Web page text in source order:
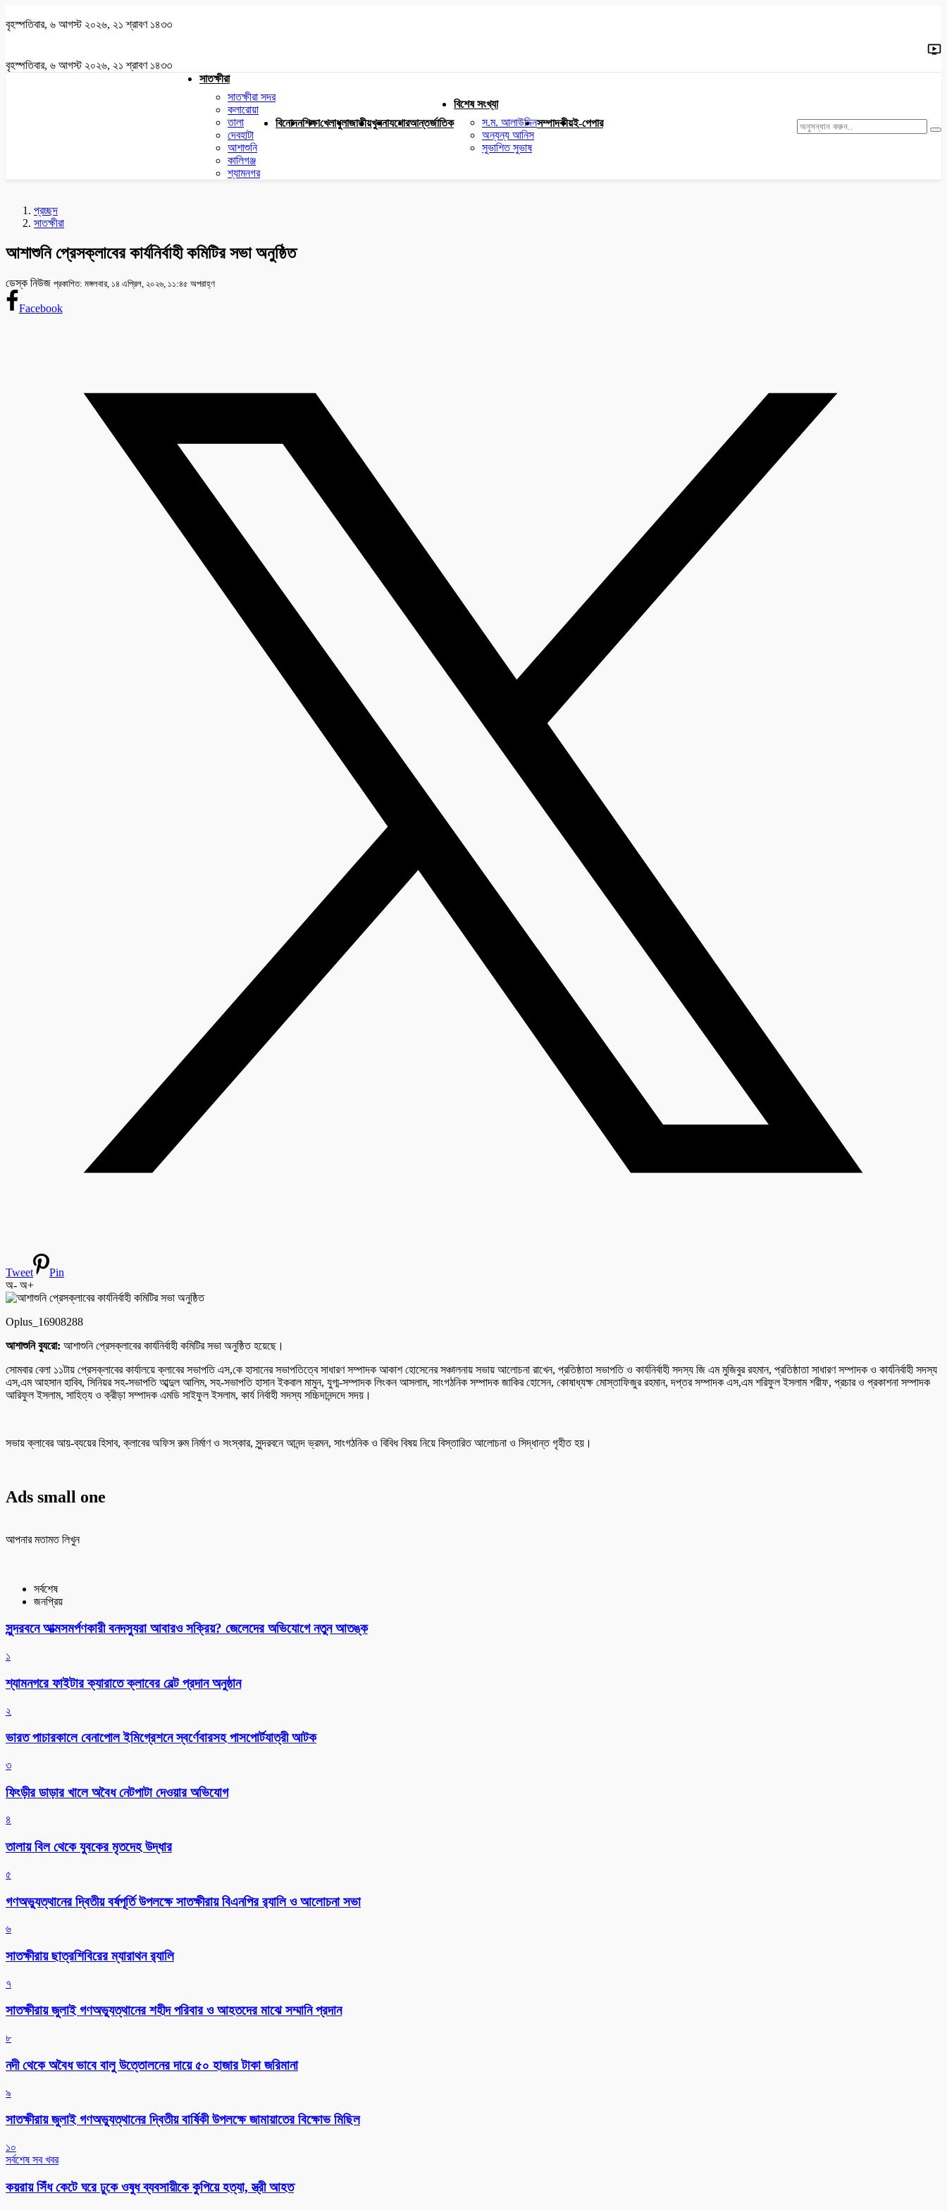
বৃহস্পতিবার, ৬ আগস্ট ২০২৬, ২১ শ্রাবণ ১৪৩৩
বৃহস্পতিবার, ৬ আগস্ট ২০২৬, ২১ শ্রাবণ ১৪৩৩
সাতক্ষীরা
সাতক্ষীরা সদর
কলারোয়া
তালা
দেবহাটা
আশাশুনি
কালিগঞ্জ
শ্যামনগর
বিনোদনশিক্ষাখেলাধুলাজাতীয়খুলনাযশোরআন্তর্জাতিক
বিশেষ সংখ্যা
স.ম. আলাউদ্দিন
অন্যন্য আনিস
সুভাশিত সুভাষ
সম্পাদকীয়ই-পেপার
প্রচ্ছদ
সাতক্ষীরা
আশাশুনি প্রেসক্লাবের কার্যনির্বাহী কমিটির সভা অনুষ্ঠিত
ডেস্ক নিউজ প্রকাশিত: মঙ্গলবার, ১৪ এপ্রিল, ২০২৬, ১১:৪৫ অপরাহ্ণ
Facebook
Tweet
Pin
অ- অ+
Oplus_16908288
আশাশুনি ব্যুরো: আশাশুনি প্রেসক্লাবের কার্যনির্বাহী কমিটির সভা অনুষ্ঠিত হয়েছে।
সোমবার বেলা ১১টায় প্রেসক্লাবের কার্যালয়ে ক্লাবের সভাপতি এস,কে হাসানের সভাপতিত্বে সাধারণ সম্পাদক আকাশ হোসেনের সঞ্চালনায় সভায় আলোচনা রাখেন, প্রতিষ্ঠাতা সভাপতি ও কার্যনির্বাহী সদস্য জি এম মুজিবুর রহমান, প্রতিষ্ঠাতা সাধারণ সম্পাদক ও কার্যনির্বাহী সদস্য
এস,এম আহসান হাবিব, সিনিয়র সহ-সভাপতি আব্দুল আলিম, সহ-সভাপতি হাসান ইকবাল মামুন, যুগ্ম-সম্পাদক লিংকন আসলাম, সাংগঠনিক সম্পাদক জাকির হোসেন, কোষাধ্যক্ষ মোস্তাফিজুর রহমান, দপ্তর সম্পাদক এস,এম শরিফুল ইসলাম শরীফ, প্রচার ও প্রকাশনা সম্পাদক
আরিফুল ইসলাম, সাহিত্য ও ক্রীড়া সম্পাদক এমডি সাইফুল ইসলাম, কার্য নির্বাহী সদস্য সচ্চিদানন্দদে সদয়।
সভায় ক্লাবের আয়-ব্যয়ের হিসাব, ক্লাবের অফিস রুম নির্মাণ ও সংস্কার, সুন্দরবনে আনন্দ ভ্রমন, সাংগঠনিক ও বিবিধ বিষয় নিয়ে বিস্তারিত আলোচনা ও সিদ্ধান্ত গৃহীত হয়।
Ads small one
আপনার মতামত লিখুন
সর্বশেষ
জনপ্রিয়
সুন্দরবনে আত্মসমর্পণকারী বনদস্যুরা আবারও সক্রিয়? জেলেদের অভিযোগে নতুন আতঙ্ক
১
শ্যামনগরে ফাইটার ক্যারাতে ক্লাবের বেল্ট প্রদান অনুষ্ঠান
২
ভারত পাচারকালে বেনাপোল ইমিগ্রেশনে স্বর্ণেবারসহ পাসপোর্টযাত্রী আটক
৩
ফিংড়ীর ডাড়ার খালে অবৈধ নেটপাটা দেওয়ার অভিযোগ
৪
তালায় বিল থেকে যুবকের মৃতদেহ উদ্ধার
৫
গণঅভ্যুত্থানের দ্বিতীয় বর্ষপূর্তি উপলক্ষে সাতক্ষীরায় বিএনপির র‌্যালি ও আলোচনা সভা
৬
সাতক্ষীরায় ছাত্রশিবিরের ম্যারাথন র‌্যালি
৭
সাতক্ষীরায় জুলাই গণঅভ্যুত্থানের শহীদ পরিবার ও আহতদের মাঝে সম্মানি প্রদান
৮
নদী থেকে অবৈধ ভাবে বালু উত্তোলনের দায়ে ৫০ হাজার টাকা জরিমানা
৯
সাতক্ষীরায় জুলাই গণঅভ্যুত্থানের দ্বিতীয় বার্ষিকী উপলক্ষে জামায়াতের বিক্ষোভ মিছিল
১০
সর্বশেষ সব খবর
কয়রায় সিঁধ কেটে ঘরে ঢুকে ওষুধ ব্যবসায়ীকে কুপিয়ে হত্যা, স্ত্রী আহত